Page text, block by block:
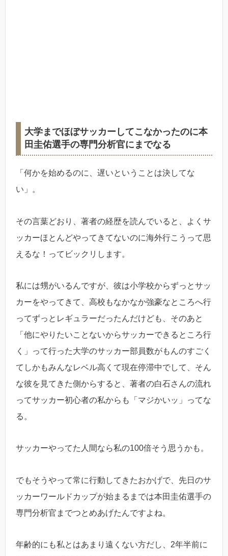
大学までほぼサッカーしてこなかったのに本
田圭佑選手の専門分析官にまでなる
「何かを始めるのに、遅いということは決してな
い」。
その言葉どおり、著者の経歴を読んでいると、よくサ
ッカーほとんどやってきてないのに海外行こうって思
えるな！ってビックリします。
私には甥がいるんですが、彼は小学校からずっとサッ
カーをやってきて、高校もなかなか強豪なところへ行
ってずっとレギュラーだったんだけども、そのあと
「他にやりたいことないからサッカーできるところ行
く」って行った大学のサッカー部員数がもんのすごく
てしかもみんなレベル高くて現在停滞中でして、そん
な彼を見てきた側からすると、著者の白石さんの流れ
ってサッカー初心者の私からも「マジかいッ」ってな
る。
サッカーやってた人間なら私の100倍そう思うかも。
でもそうやって常に行動してきたおかげで、先日のサ
ッカーワールドカップが始まるまでは本田圭佑選手の
専門分析官までつとめあげたんですよね。
年齢的にも私とはあまり遠くない方だし、2年半前に